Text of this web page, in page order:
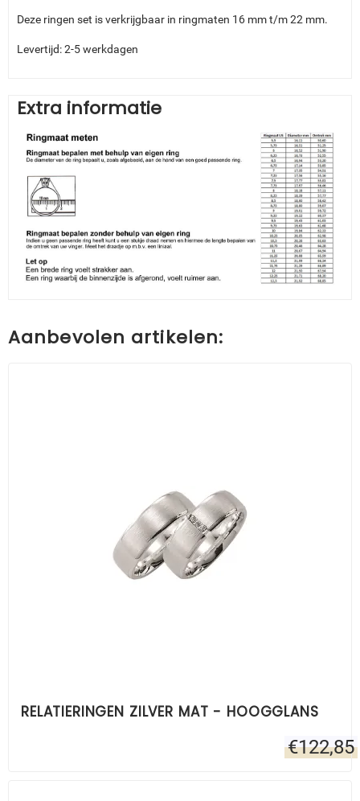
Deze ringen set is verkrijgbaar in ringmaten 16 mm t/m 22 mm.
Levertijd: 2-5 werkdagen
Extra informatie
Aanbevolen artikelen:
RELATIERINGEN ZILVER MAT - HOOGGLANS
€122,85